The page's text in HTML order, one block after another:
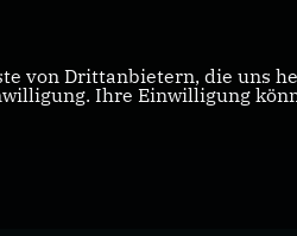
von Drittanbietern, die uns
Ihre Einwilligung